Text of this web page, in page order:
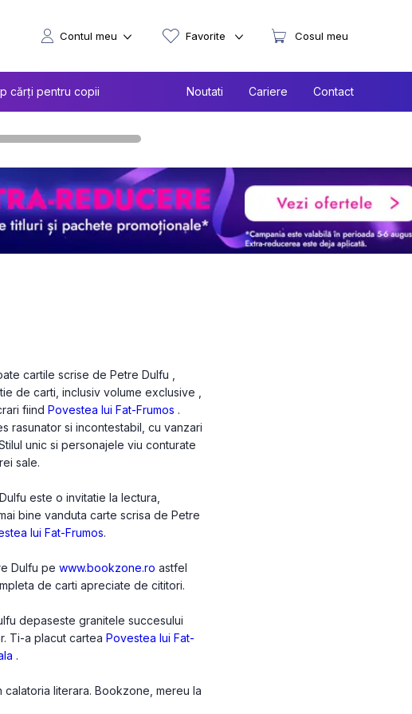
cărți pentru copii Noutati Cariere Contact
Contul meu Favorite Cosul meu
cartile scrise de Petre Dulfu ,
de carti, inclusiv volume exclusive ,
fiindPovestea lui Fat-Frumos .
rasunator si incontestabil, cu vanzari
unic si personajele viu conturate
sale.
este o invitatie la lectura,
bine vanduta carte scrisa de Petre
lui Fat-Frumos.
Dulfu pewww.bookzone.ro astfel
de carti apreciate de cititori.
depaseste granitele succesului
Ti-a placut carteaPovestea lui Fat-
.
literara. Bookzone, mereu la